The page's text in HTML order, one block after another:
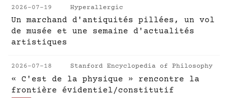
2026-07-19 Hyperallergic
Un marchand d'antiquités pillées, un vol
de musée et une semaine d'actualités
artistiques
2026-07-18 Stanford Encyclopedia of Philosophy
« C'est de la physique » rencontre la
frontière évidentiel/constitutif